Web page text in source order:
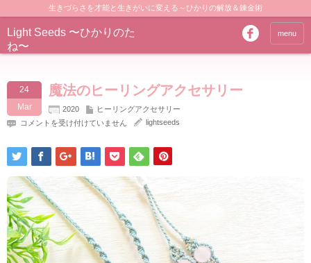
生きづらさを才能と生きがいに変える～ひかりの解放＆錬金術
Light Seeds 〜ひかりのた
ね〜
menu
24
Mar
魔法のヒーリングアクセサリー
2020
ヒーリングアクセサリー
魔
ヒ
ー
ン
グ
ア
ク
セ
サ
リ
ー
コメントを受け付けていません lightseeds